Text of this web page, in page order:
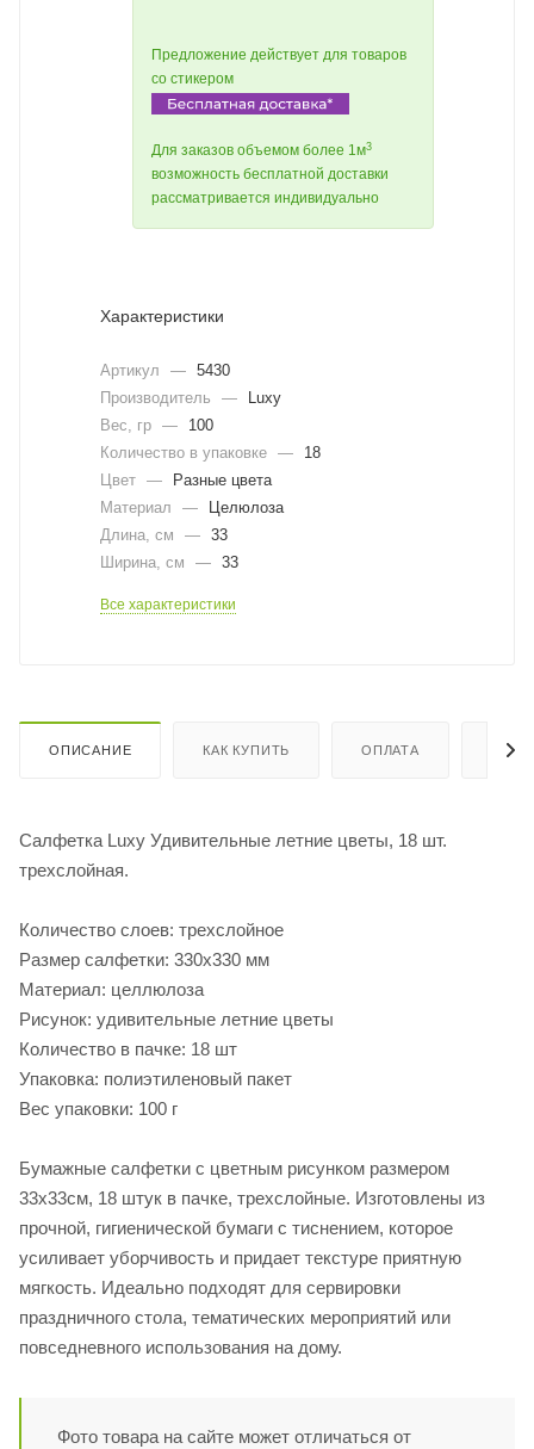
Предложение действует для товаров
со стикером
Для заказов объемом более 1м3
возможность бесплатной доставки
рассматривается индивидуально
Характеристики
Артикул — 5430
Производитель
—
Luxy
Вес, гр —
100
Количество в упаковке —
18
Цвет —
Разные цвета
Материал
—
Целюлоза
Длина, cм
— 33
Ширина, cм
— 33
Все характеристики
ОПИСАНИЕ КАК КУПИТЬ ОПЛАТА
Салфетка Luxy Удивительные летние цветы, 18 шт.
трехслойная.
Количество слоев: трехслойное
Размер салфетки: 330х330 мм
Материал: целлюлоза
Рисунок: удивительные летние цветы
Количество в пачке: 18 шт
Упаковка: полиэтиленовый пакет
Вес упаковки: 100 г
Бумажные салфетки с цветным рисунком размером
33х33см, 18 штук в пачке, трехслойные. Изготовлены из
прочной, гигиенической бумаги с тиснением, которое
усиливает уборчивость и придает текстуре приятную
мягкость. Идеально подходят для сервировки
праздничного стола, тематических мероприятий или
повседневного использования на дому.
Фото товара на сайте может отличаться от